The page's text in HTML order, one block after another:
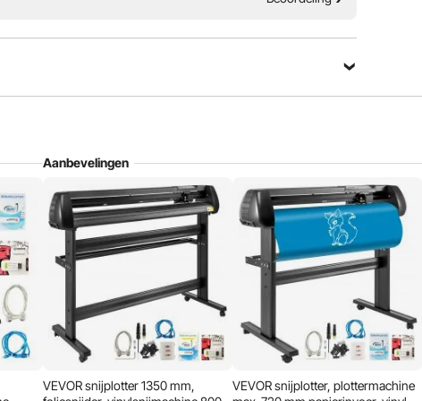
aanvullende
30 dagen gratis retourneren
Aanbevelingen
VEVOR snijplotter 1350 mm,
VEVOR snijplotter, plottermachine